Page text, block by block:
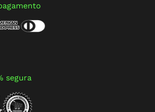
segura